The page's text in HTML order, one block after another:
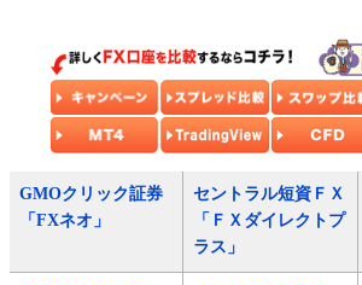
GMOクリック証券
「FXネオ」
セントラル短資ＦＸ
「ＦＸダイレクトプ
ラス」